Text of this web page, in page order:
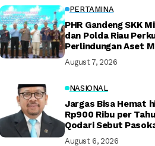
PERTAMINA
PHR Gandeng SKK
dan Polda Riau
Perlindungan Aset
August 7, 2026
NASIONAL
Jargas Bisa Hemat
Rp900 Ribu per
Qodari Sebut
August 6, 2026